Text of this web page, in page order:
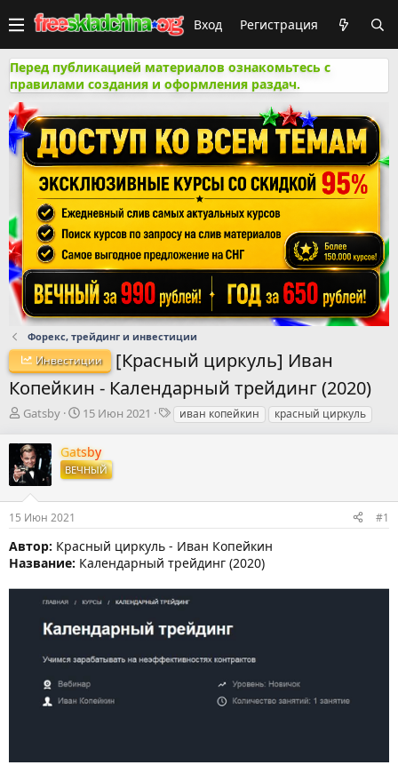
Вход Регистрация
Перед публикацией материалов ознакомьтесь с
правилами создания и оформления раздач.
Форекс, трейдинг и инвестиции
Инвестиции
[Красный циркуль] Иван
Копейкин - Календарный трейдинг (2020)
А
т
о
р
м
ы
Gatsby
Д
т
а
н
а
л
а
15 Июн 2021
Тиван копейкин красный циркуль
Gatsby
ВЕЧНЫЙ
15 Июн 2021 #1
Автор: Красный циркуль - Иван Копейкин
Название: Календарный трейдинг (2020)